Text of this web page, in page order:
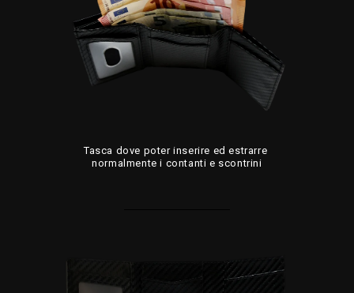
Tasca dove poter inserire ed estrarre
normalmente i contanti e scontrini